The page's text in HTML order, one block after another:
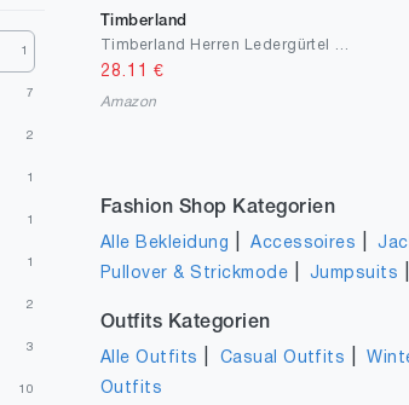
1
7
2
1
1
1
2
3
10
Timberland
28.11 €
Amazon
Fashion Shop Kategorien
Alle Bekleidung |Accessoires |
Pullover & Strickmode |Jumpsuits
Outfits Kategorien
Alle Outfits Casual Outfits |
Outfits